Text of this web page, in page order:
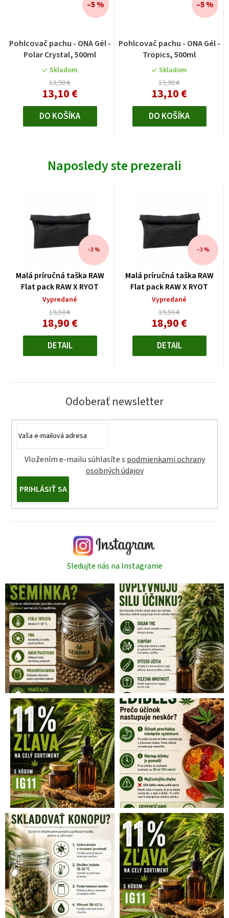
Pohlcovač pachu - ONA Gél -
Polar Crystal, 500ml
Skladom
13,90 €
13,10 €
–5 %
DO KOŠÍKA
Pohlcovač pachu - ONA Gél -
Tropics, 500ml
Skladom
13,90 €
13,10 €
–5 %
DO KOŠÍKA
Naposledy ste prezerali
Malá príručná taška RAW
Flat pack RAW X RYOT
Vypredané
19,50 €
–3 %
18,90 €
DETAIL
Malá príručná taška RAW
Flat pack RAW X RYOT
Vypredané
19,50 €
–3 %
18,90 €
DETAIL
Odoberať newsletter
Vložením e-mailu súhlasíte s podmienkami ochrany
osobných údajov
PRIHLÁSIŤ SA
Sledujte nás na Instagrame